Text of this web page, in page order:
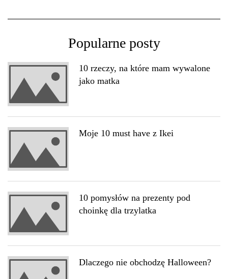
Popularne posty
10 rzeczy, na które mam wywalone
jako matka
Moje 10 must have z Ikei
10 pomysłów na prezenty pod
choinkę dla trzylatka
Dlaczego nie obchodzę Halloween?